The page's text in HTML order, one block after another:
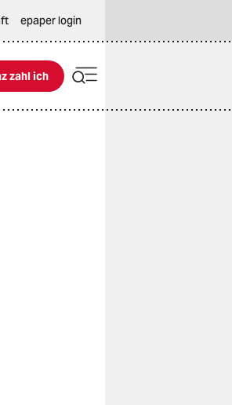
epaper login
ich
zahl ich